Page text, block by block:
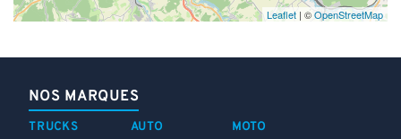
Leaflet | ©OpenStreetMap
NOS MARQUES
TRUCKS AUTO MOTO